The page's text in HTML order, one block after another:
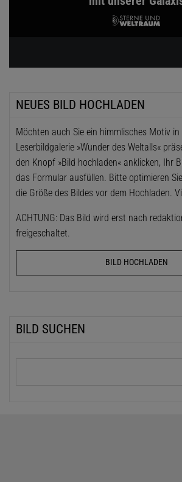
NEUES BILD HOCHLADEN
Möchten auch Sie ein himmlisches Motiv in
Leserbildgalerie »Wunder des Weltalls«
den Knopf »Bild hochladen« anklicken, Ihr
das Formular ausfüllen. Bitte optimieren
die Größe des Bildes vor dem Hochladen.
ACHTUNG: Das Bild wird erst nach
freigeschaltet.
BILD HOCHLADEN
BILD SUCHEN